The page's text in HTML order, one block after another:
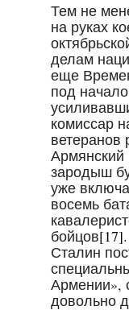
Тем не
на руках
делам
еще
под
комиссар
ветеранов
Армянский
зародыш
уже
восемь
бойцов[17]
Сталин
Армении»,
довольно